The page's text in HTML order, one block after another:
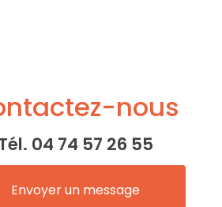
nous
04 74 57 26 55
Envoyer un message